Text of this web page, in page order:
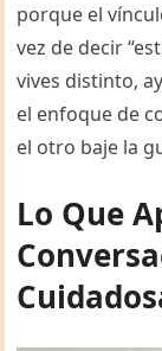
porque el
vez de decir
vives distinto,
el enfoque de
el otro baje la
Lo Que